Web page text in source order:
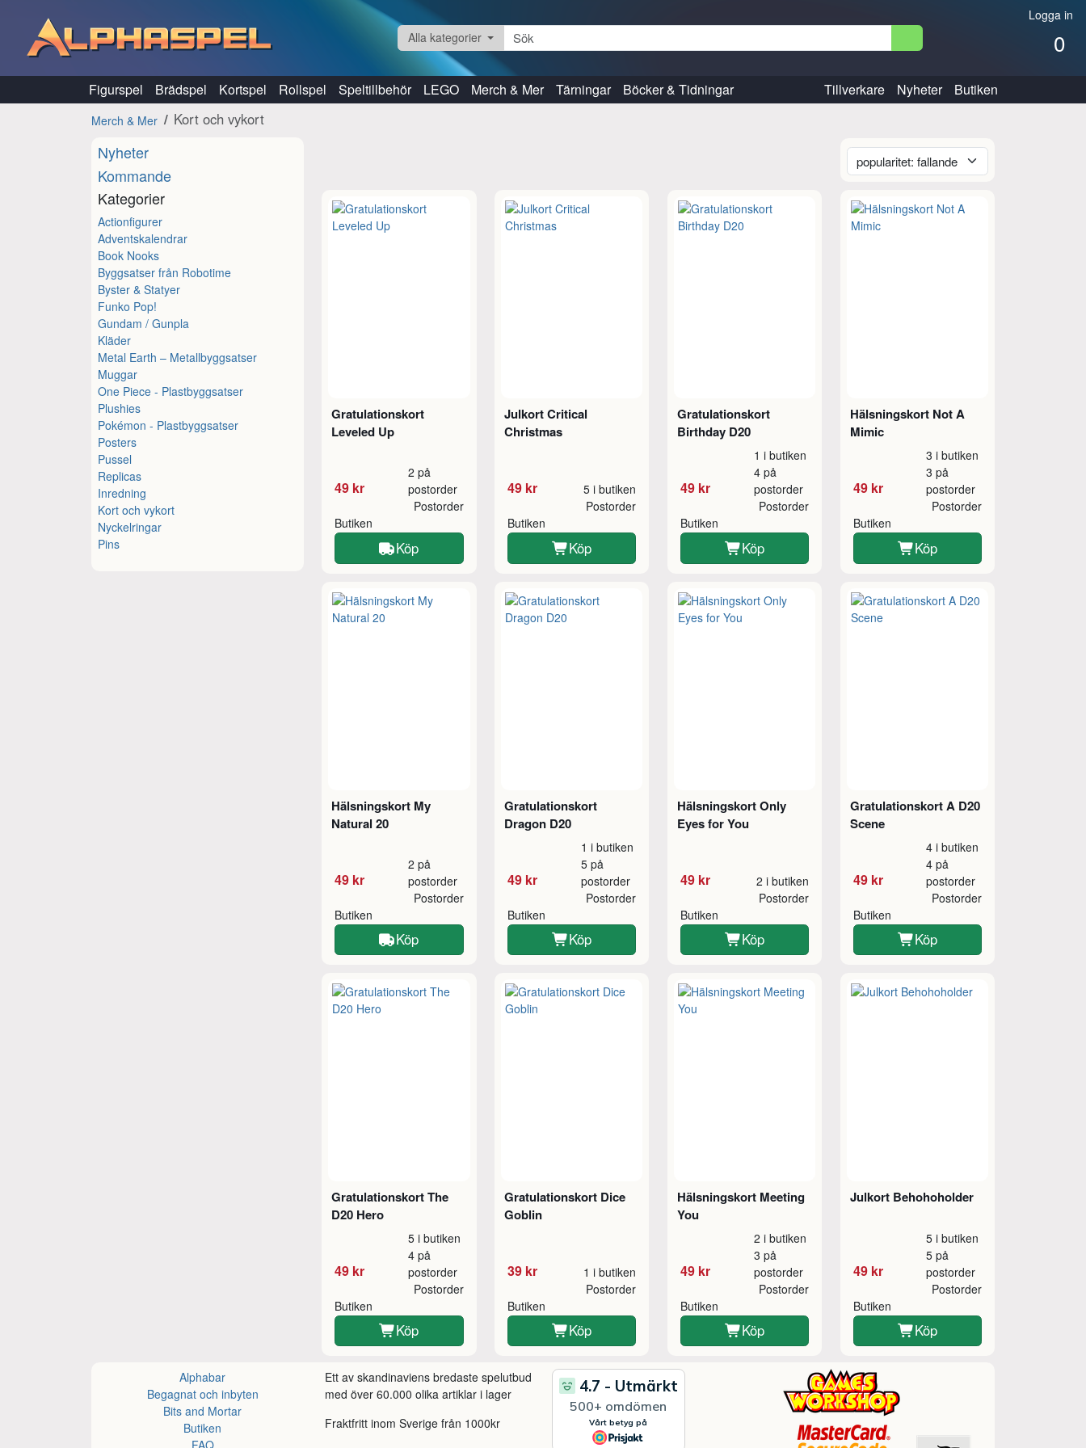
Logga in
0
Alla kategorier
Figurspel Brädspel Kortspel Rollspel Speltillbehör LEGO Merch & Mer Tärningar Böcker & Tidningar Tillverkare Nyheter Butiken
Merch & Mer Kort och vykort
Nyheter
Kommande
Kategorier
Actionfigurer
Adventskalendrar
Book Nooks
Byggsatser från Robotime
Byster & Statyer
Funko Pop!
Gundam / Gunpla
Kläder
Metal Earth – Metallbyggsatser
Muggar
One Piece - Plastbyggsatser
Plushies
Pokémon - Plastbyggsatser
Posters
Pussel
Replicas
Inredning
Kort och vykort
Nyckelringar
Pins
Gratulationskort
Leveled Up
49 kr
2 på
postorder
Butiken
Postorder
Köp
Julkort Critical
Christmas
49 kr 5 i butiken
Butiken
Postorder
Köp
Gratulationskort
Birthday D20
49 kr
1 i butiken
4 på
postorder
Butiken
Postorder
Köp
Hälsningskort Not A
Mimic
49 kr
3 i butiken
3 på
postorder
Butiken
Postorder
Köp
Hälsningskort My
Natural 20
49 kr
2 på
postorder
Butiken
Postorder
Köp
Gratulationskort
Dragon D20
49 kr
1 i butiken
5 på
postorder
Butiken
Postorder
Köp
Hälsningskort Only
Eyes for You
49 kr 2 i butiken
Butiken
Postorder
Köp
Gratulationskort A D20
Scene
49 kr
4 i butiken
4 på
postorder
Butiken
Postorder
Köp
Gratulationskort The
D20 Hero
49 kr
5 i butiken
4 på
postorder
Butiken
Postorder
Köp
Gratulationskort Dice
Goblin
39 kr 1 i butiken
Butiken
Postorder
Köp
Hälsningskort Meeting
You
49 kr
2 i butiken
3 på
postorder
Butiken
Postorder
Köp
Julkort Behohoholder
49 kr
5 i butiken
5 på
postorder
Butiken
Postorder
Köp
Alphabar
Begagnat och inbyten
Bits and Mortar
Butiken
FAQ
Ett av skandinaviens bredaste spelutbud
med över 60.000 olika artiklar i lager
Fraktfritt inom Sverige från 1000kr